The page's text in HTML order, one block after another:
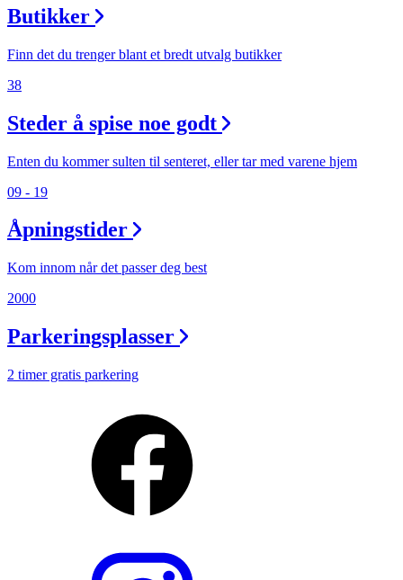
Praktisk informasjon
Ledige stillinger
Gavekort
Butikker
Finn det du trenger blant et bredt utvalg butikker
38
Steder å spise noe godt
Enten du kommer sulten til senteret, eller tar med varene hjem
09 - 19
Åpningstider
Kom innom når det passer deg best
2000
Parkeringsplasser
2 timer gratis parkering